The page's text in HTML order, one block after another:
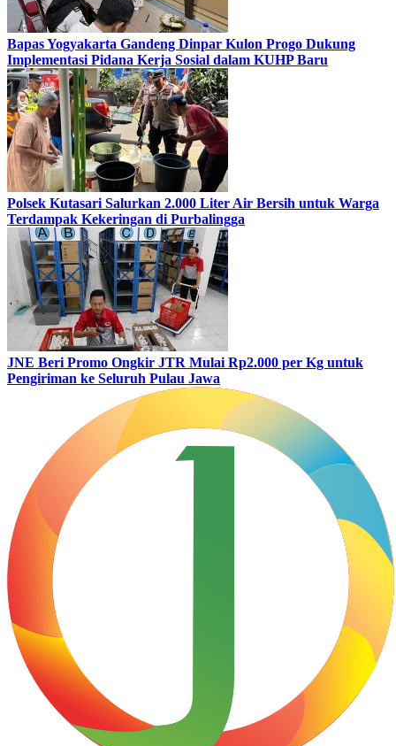
Bapas Yogyakarta Gandeng Dinpar Kulon Progo Dukung
Implementasi Pidana Kerja Sosial dalam KUHP Baru
Polsek Kutasari Salurkan 2.000 Liter Air Bersih untuk Warga
Terdampak Kekeringan di Purbalingga
JNE Beri Promo Ongkir JTR Mulai Rp2.000 per Kg untuk
Pengiriman ke Seluruh Pulau Jawa